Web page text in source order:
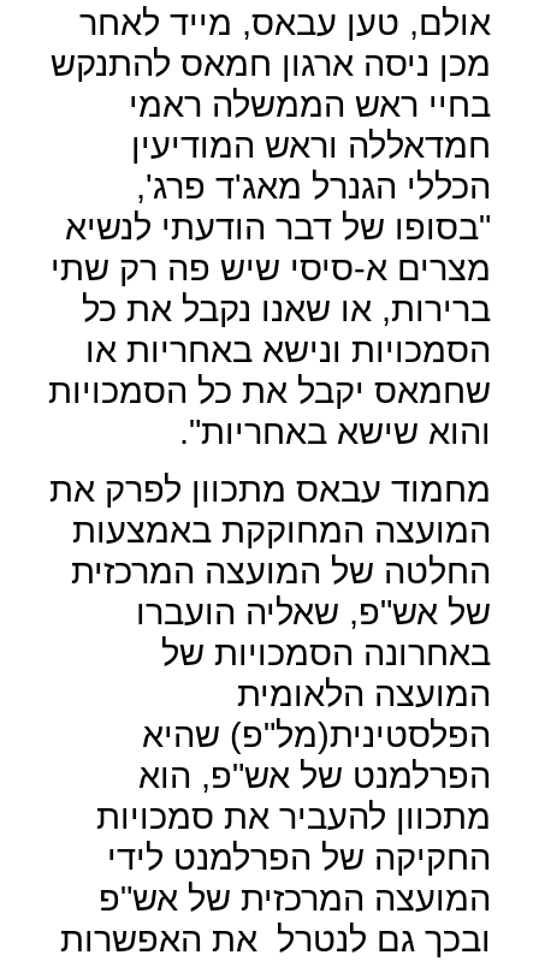
אולם, טען עבאס, מייד לאחר
מכן ניסה ארגון חמאס להתנקש
בחיי ראש הממשלה ראמי
חמדאללה וראש המודיעין
הכללי הגנרל מאג'ד פרג',
"בסופו של דבר הודעתי לנשיא
מצרים א-סיסי שיש פה רק שתי
ברירות, או שאנו נקבל את כל
הסמכויות ונישא באחריות או
שחמאס יקבל את כל הסמכויות
והוא שישא באחריות".
מחמוד עבאס מתכוון לפרק את
המועצה המחוקקת באמצעות
החלטה של המועצה המרכזית
של אש"פ, שאליה הועברו
באחרונה הסמכויות של
המועצה הלאומית
הפלסטינית(מל"פ) שהיא
הפרלמנט של אש"פ, הוא
מתכוון להעביר את סמכויות
החקיקה של הפרלמנט לידי
המועצה המרכזית של אש"פ
ובכך גם לנטרל את האפשרות